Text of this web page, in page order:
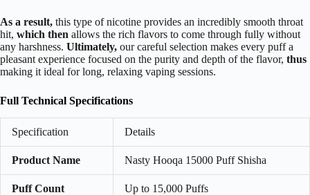
As a result, this type of nicotine provides an incredibly smooth throat
hit, which then allows the rich flavors to come through fully without
any harshness. Ultimately, our careful selection makes every puff a
pleasant experience focused on the purity and depth of the flavor, thus
making it ideal for long, relaxing vaping sessions.
Full Technical Specifications
Specification Details
Product Name Nasty Hooqa 15000 Puff Shisha
Puff Count Up to 15,000 Puffs